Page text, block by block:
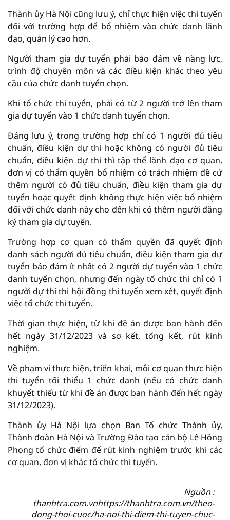
Thành ủy Hà Nội cũng lưu ý, chỉ thực hiện việc thi tuyển
đối với trường hợp để bổ nhiệm vào chức danh lãnh
đạo, quản lý cao hơn.
Người tham gia dự tuyển phải bảo đảm về năng lực,
trình độ chuyên môn và các điều kiện khác theo yêu
cầu của chức danh tuyển chọn.
Khi tổ chức thi tuyển, phải có từ 2 người trở lên tham
gia dự tuyển vào 1 chức danh tuyển chọn.
Đáng lưu ý, trong trường hợp chỉ có 1 người đủ tiêu
chuẩn, điều kiện dự thi hoặc không có người đủ tiêu
chuẩn, điều kiện dự thi thì tập thể lãnh đạo cơ quan,
đơn vị có thẩm quyền bổ nhiệm có trách nhiệm đề cử
thêm người có đủ tiêu chuẩn, điều kiện tham gia dự
tuyển hoặc quyết định không thực hiện việc bổ nhiệm
đối với chức danh này cho đến khi có thêm người đăng
ký tham gia dự tuyển.
Trường hợp cơ quan có thẩm quyền đã quyết định
danh sách người đủ tiêu chuẩn, điều kiện tham gia dự
tuyển bảo đảm ít nhất có 2 người dự tuyển vào 1 chức
danh tuyển chọn, nhưng đến ngày tổ chức thi chỉ có 1
người dự thi thì hội đồng thi tuyển xem xét, quyết định
việc tổ chức thi tuyển.
Thời gian thực hiện, từ khi đề án được ban hành đến
hết ngày 31/12/2023 và sơ kết, tổng kết, rút kinh
nghiệm.
Về phạm vi thực hiện, triển khai, mỗi cơ quan thực hiện
thi tuyển tối thiểu 1 chức danh (nếu có chức danh
khuyết thiếu từ khi đề án được ban hành đến hết ngày
31/12/2023).
Thành ủy Hà Nội lựa chọn Ban Tổ chức Thành ủy,
Thành đoàn Hà Nội và Trường Đào tạo cán bộ Lê Hồng
Phong tổ chức điểm để rút kinh nghiệm trước khi các
cơ quan, đơn vị khác tổ chức thi tuyển.
Nguồn :
thanhtra.com.vnhttps://thanhtra.com.vn/theo-
dong-thoi-cuoc/ha-noi-thi-diem-thi-tuyen-chuc-